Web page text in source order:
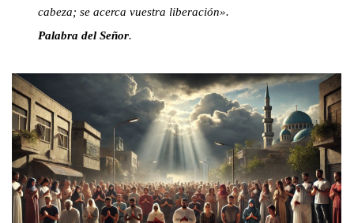
cabeza; se acerca vuestra liberación».
Palabra del Señor.